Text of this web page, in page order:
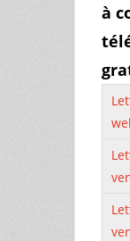
à